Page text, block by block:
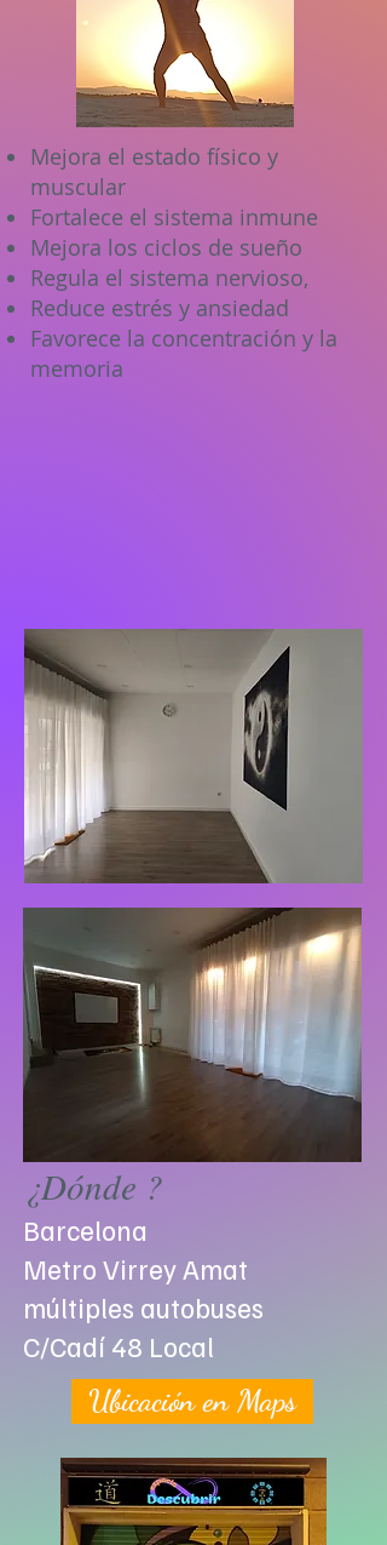
Mejora el estado físico y
muscular
Fortalece el sistema inmune
Mejora los ciclos de sueño
Regula el sistema nervioso,
Reduce estrés y ansiedad
Favorece la concentración y la
memoria
¿Dónde ?
Barcelona
Metro Virrey Amat
múltiples autobuses
C/Cadí 48 Local
Ubicación en Maps